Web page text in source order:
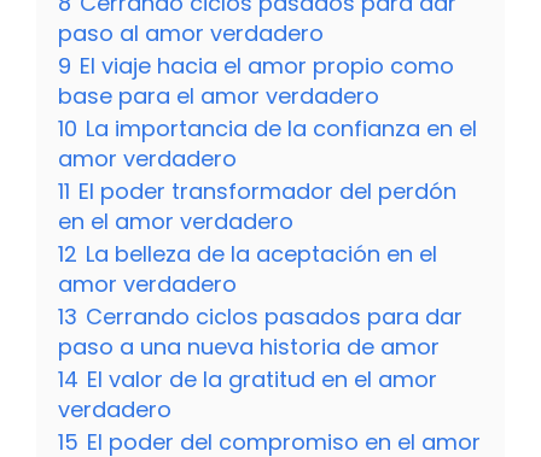
paso al amor verdadero
9 El viaje hacia el amor propio como
base para el amor verdadero
10 La importancia de la confianza en el
amor verdadero
11 El poder transformador del perdón
en el amor verdadero
12 La belleza de la aceptación en el
amor verdadero
13 Cerrando ciclos pasados para dar
paso a una nueva historia de amor
14 El valor de la gratitud en el amor
verdadero
15 El poder del compromiso en el amor